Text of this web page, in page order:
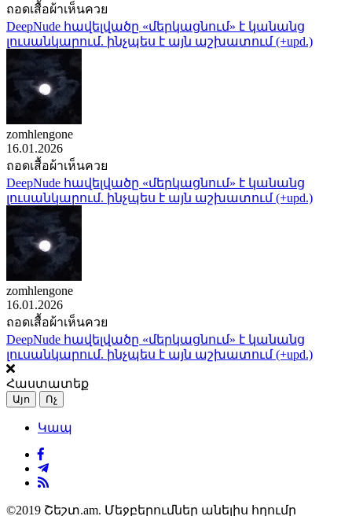
ถอดเสื้อผ้าเห็นควย
DeepNude հավելվածը «մերկացնում» է կանանց
լուսանկարում. ինչպես է այն աշխատում (+upd.)
zomhlengone
16.01.2026
ถอดเสื้อผ้าเห็นควย
DeepNude հավելվածը «մերկացնում» է կանանց
լուսանկարում. ինչպես է այն աշխատում (+upd.)
zomhlengone
16.01.2026
ถอดเสื้อผ้าเห็นควย
DeepNude հավելվածը «մերկացնում» է կանանց
լուսանկարում. ինչպես է այն աշխատում (+upd.)
Հաստատեք
Այո Ոչ
Կապ
©2019 Շեշտ.am. Մեջբերումներ անելիս հղումը